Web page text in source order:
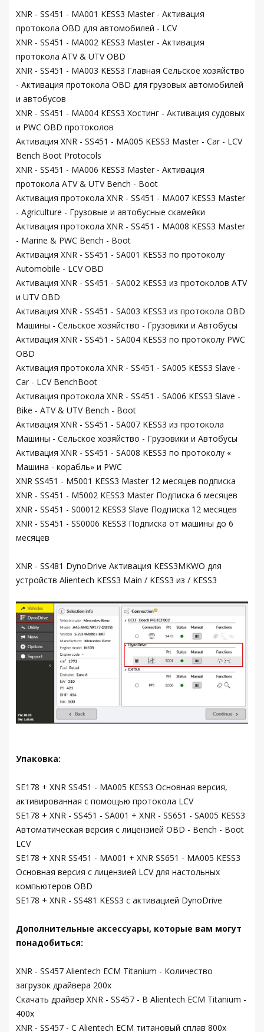
XNR - SS451 - MA001 KESS3 Master - Активация
протокола OBD для автомобилей - LCV
XNR - SS451 - MA002 KESS3 Master - Активация
протокола ATV & UTV OBD
XNR - SS451 - MA003 KESS3 Главная Сельское хозяйство
- Активация протокола OBD для грузовых автомобилей
и автобусов
XNR - SS451 - MA004 KESS3 Хостинг - Активация судовых
и PWC OBD протоколов
Активация XNR - SS451 - MA005 KESS3 Master - Car - LCV
Bench Boot Protocols
XNR - SS451 - MA006 KESS3 Master - Активация
протокола ATV & UTV Bench - Boot
Активация протокола XNR - SS451 - MA007 KESS3 Master
- Agriculture - Грузовые и автобусные скамейки
Активация протокола XNR - SS451 - MA008 KESS3 Master
- Marine & PWC Bench - Boot
Активация XNR - SS451 - SA001 KESS3 по протоколу
Automobile - LCV OBD
Активация XNR - SS451 - SA002 KESS3 из протоколов ATV
и UTV OBD
Активация XNR - SS451 - SA003 KESS3 из протокола OBD
Машины - Сельское хозяйство - Грузовики и Автобусы
Активация XNR - SS451 - SA004 KESS3 по протоколу PWC
OBD
Активация протокола XNR - SS451 - SA005 KESS3 Slave -
Car - LCV BenchBoot
Активация протокола XNR - SS451 - SA006 KESS3 Slave -
Bike - ATV & UTV Bench - Boot
Активация XNR - SS451 - SA007 KESS3 из протокола
Машины - Сельское хозяйство - Грузовики и Автобусы
Активация XNR - SS451 - SA008 KESS3 по протоколу «
Машина - корабль» и PWC
XNR SS451 - M5001 KESS3 Master 12 месяцев подписка
XNR - SS451 - M5002 KESS3 Master Подписка 6 месяцев
XNR - SS451 - S00012 KESS3 Slave Подписка 12 месяцев
XNR - SS451 - SS0006 KESS3 Подписка от машины до 6
месяцев
XNR - SS481 DynoDrive Активация KESS3MKWO для
устройств Alientech KESS3 Main / KESS3 из / KESS3
Упаковка:
SE178 + XNR SS451 - MA005 KESS3 Основная версия,
активированная с помощью протокола LCV
SE178 + XNR - SS451 - SA001 + XNR - SS651 - SA005 KESS3
Автоматическая версия с лицензией OBD - Bench - Boot
LCV
SE178 + XNR SS451 - MA001 + XNR SS651 - MA005 KESS3
Основная версия с лицензией LCV для настольных
компьютеров OBD
SE178 + XNR - SS481 KESS3 с активацией DynoDrive
Дополнительные аксессуары, которые вам могут
понадобиться:
XNR - SS457 Alientech ECM Titanium - Количество
загрузок драйвера 200x
Скачать драйвер XNR - SS457 - B Alientech ECM Titanium -
400x
XNR - SS457 - C Alientech ECM титановый сплав 800x